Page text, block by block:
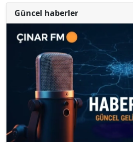
Güncel haberler